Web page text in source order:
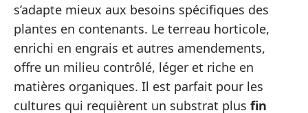
s’adapte mieux aux besoins spécifiques des
plantes en contenants. Le terreau horticole,
enrichi en engrais et autres amendements,
offre un milieu contrôlé, léger et riche en
matières organiques. Il est parfait pour les
cultures qui requièrent un substrat plus fin